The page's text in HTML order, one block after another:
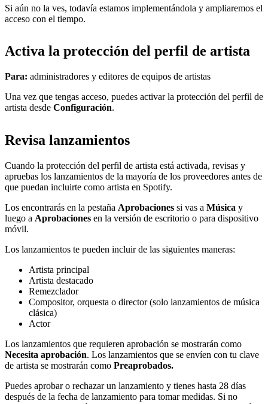
Si aún no la ves, todavía estamos implementándola y ampliaremos el
acceso con el tiempo.
Activa la protección del perfil de artista
Para: administradores y editores de equipos de artistas
Una vez que tengas acceso, puedes activar la protección del perfil de
artista desde Configuración.
Revisa lanzamientos
Cuando la protección del perfil de artista está activada, revisas y
apruebas los lanzamientos de la mayoría de los proveedores antes de
que puedan incluirte como artista en Spotify.
Los encontrarás en la pestaña Aprobaciones si vas a Música y
luego a Aprobaciones en la versión de escritorio o para dispositivo
móvil.
Los lanzamientos te pueden incluir de las siguientes maneras:
Artista principal
Artista destacado
Remezclador
Compositor, orquesta o director (solo lanzamientos de música
clásica)
Actor
Los lanzamientos que requieren aprobación se mostrarán como
Necesita aprobación. Los lanzamientos que se envíen con tu clave
de artista se mostrarán como Preaprobados.
Puedes aprobar o rechazar un lanzamiento y tienes hasta 28 días
después de la fecha de lanzamiento para tomar medidas. Si no